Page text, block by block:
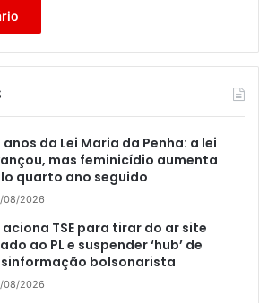
anos da Lei Maria da Penha: a lei
mas feminicídio aumenta
quarto ano seguido
08/2026
aciona TSE para tirar do ar site
ao PL e suspender ‘hub’ de
bolsonarista
08/2026